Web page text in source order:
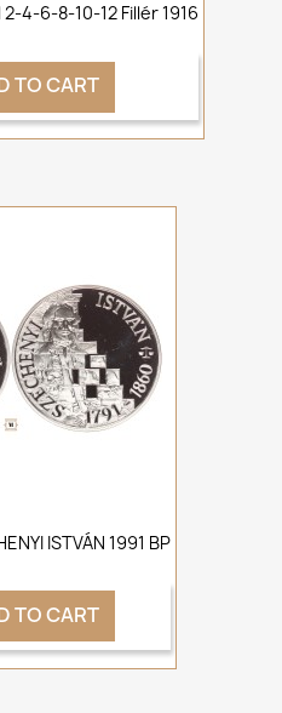
4-6-8-10-12 Fillér 1916
TO CART
ISTVÁN 1991 BP
TO CART